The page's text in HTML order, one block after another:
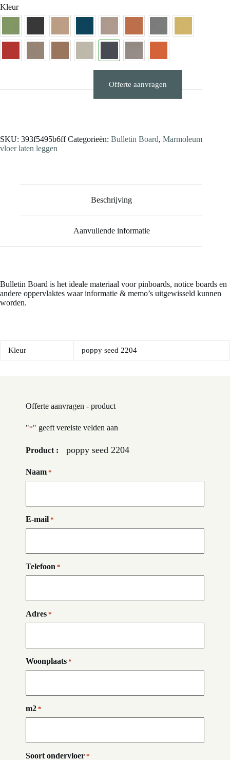
Kleur
Offerte aanvragen
SKU: 393f5495b6ff Categorieën: Bulletin Board, Marmoleum
vloer laten leggen
Beschrijving
Aanvullende informatie
Bulletin Board is het ideale materiaal voor pinboards, notice boards en
andere oppervlaktes waar informatie & memo’s uitgewisseld kunnen
worden.
Kleur poppy seed 2204
Offerte aanvragen - product
"*" geeft vereiste velden aan
Product : poppy seed 2204
Naam *
E-mail *
Telefoon *
Adres *
Woonplaats *
m2 *
Soort ondervloer *